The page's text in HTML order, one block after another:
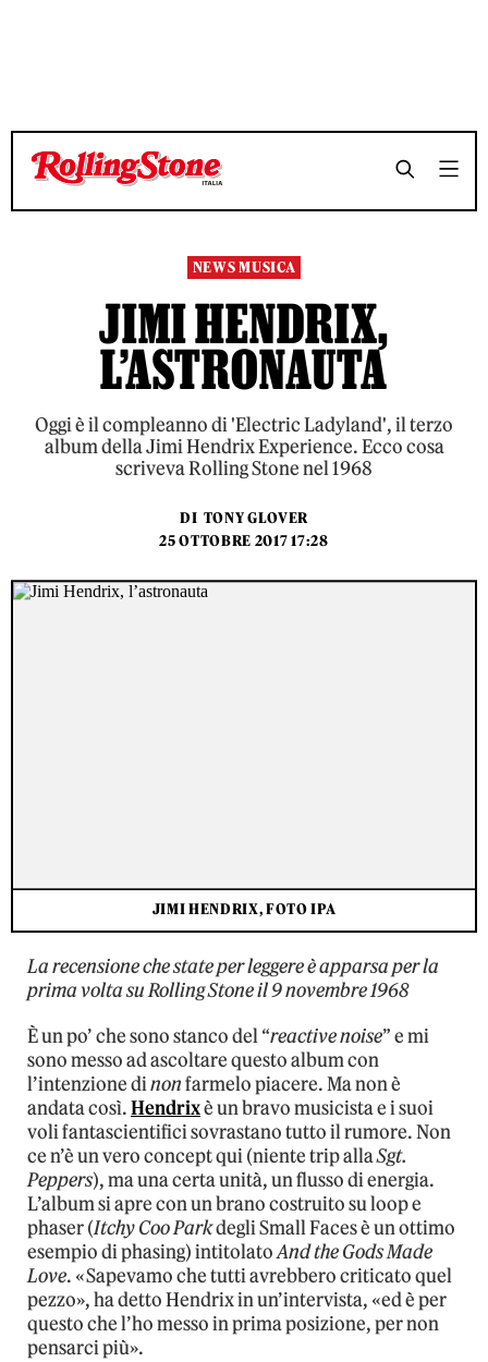
TEMPO DI LETTURA 7 MINUTI SHARE
TEMPO DI LETTURA 7 MINUTI SHARE
NEWS MUSICA
JIMI HENDRIX,
L’ASTRONAUTA
Oggi è il compleanno di 'Electric Ladyland', il terzo
album della Jimi Hendrix Experience. Ecco cosa
scriveva Rolling Stone nel 1968
DI TONY GLOVER
25 OTTOBRE 2017 17:28
JIMI HENDRIX, FOTO IPA
La recensione che state per leggere è apparsa per la
prima volta su Rolling Stone il 9 novembre 1968
È un po’ che sono stanco del “reactive noise” e mi
sono messo ad ascoltare questo album con
l’intenzione dinonfarmelo piacere. Ma non è
andata così.Hendrixè un bravo musicista e i suoi
voli fantascientifici sovrastano tutto il rumore. Non
ce n’è un vero concept qui (niente trip allaSgt.
Peppers), ma una certa unità, un flusso di energia.
L’album si apre con un brano costruito su loop e
phaser (Itchy Coo Parkdegli Small Faces è un ottimo
esempio di phasing) intitolatoAnd the Gods Made
Love. «Sapevamo che tutti avrebbero criticato quel
pezzo», ha detto Hendrix in un’intervista, «ed è per
questo che l’ho messo in prima posizione, per non
pensarci più».